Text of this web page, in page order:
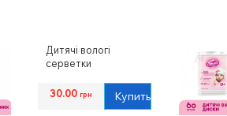
Дитячі вологі
серветки
30.00 грн Купить